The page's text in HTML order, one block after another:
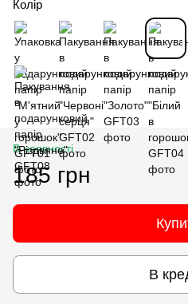
Колір
В наявності
185 грн
В